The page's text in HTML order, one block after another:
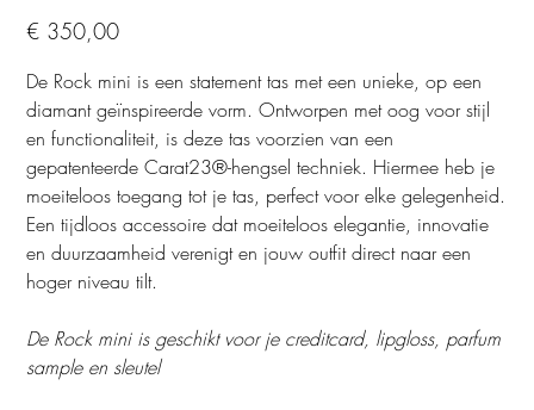
€ 350,00
De Rock mini is een statement tas met een unieke, op een
diamant geïnspireerde vorm. Ontworpen met oog voor stijl
en functionaliteit, is deze tas voorzien van een
gepatenteerde Carat23®-hengsel techniek. Hiermee heb je
moeiteloos toegang tot je tas, perfect voor elke gelegenheid.
Een tijdloos accessoire dat moeiteloos elegantie, innovatie
en duurzaamheid verenigt en jouw outfit direct naar een
hoger niveau tilt.
De Rock mini is geschikt voor je creditcard, lipgloss, parfum
sample en sleutel